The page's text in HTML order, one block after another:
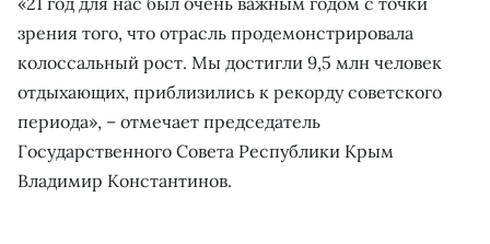
зрения того, что отрасль продемонстрировала
колоссальный рост. Мы достигли 9,5 млн человек
отдыхающих, приблизились к рекорду советского
периода», – отмечает председатель
Государственного Совета Республики Крым
Владимир Константинов.